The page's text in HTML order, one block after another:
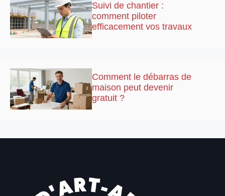
Suivi de chantier :
comment piloter
efficacement vos travaux
Comment le débarras de
maison peut devenir
gratuit ?